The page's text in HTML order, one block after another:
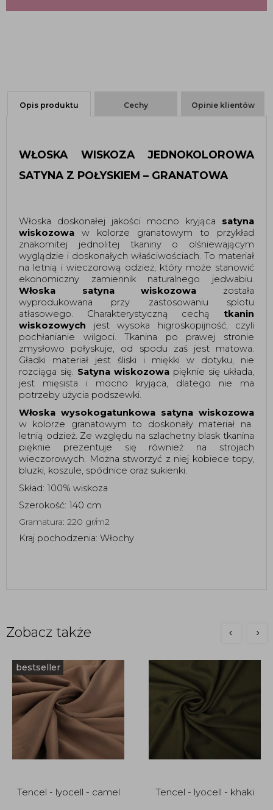
Opis produktu Cechy Opinie klientów
WŁOSKA WISKOZA JEDNOKOLOROWA
SATYNA Z POŁYSKIEM – GRANATOWA
Włoska doskonałej jakości mocno kryjąca satyna
wiskozowa w kolorze granatowym to przykład
znakomitej jednolitej tkaniny o olśniewającym
wyglądzie i doskonałych właściwościach. To materiał
na letnią i wieczorową odzież, który może stanowić
ekonomiczny zamiennik naturalnego jedwabiu.
Włoska satyna wiskozowa została
wyprodukowana przy zastosowaniu splotu
atłasowego. Charakterystyczną cechą tkanin
wiskozowych jest wysoka higroskopijność, czyli
pochłanianie wilgoci. Tkanina po prawej stronie
zmysłowo połyskuje, od spodu zaś jest matowa.
Gładki materiał jest śliski i miękki w dotyku, nie
rozciąga się. Satyna wiskozowa pięknie się układa,
jest mięsista i mocno kryjąca, dlatego nie ma
potrzeby użycia podszewki.
Włoska wysokogatunkowa satyna wiskozowa
w kolorze granatowym to doskonały materiał na
letnią odzież. Ze względu na szlachetny blask tkanina
pięknie prezentuje się również na strojach
wieczorowych. Można stworzyć z niej kobiece topy,
bluzki, koszule, spódnice oraz sukienki.
Skład: 100% wiskoza
Szerokość: 140 cm
Gramatura: 220 gr/m2
Kraj pochodzenia: Włochy
Zobacz także
bestseller
Tencel - lyocell - camel Tencel - lyocell - khaki